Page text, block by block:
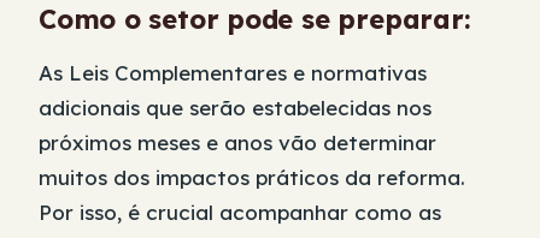
Como o setor pode se preparar:
As Leis Complementares e normativas
adicionais que serão estabelecidas nos
próximos meses e anos vão determinar
muitos dos impactos práticos da reforma.
Por isso, é crucial acompanhar como as